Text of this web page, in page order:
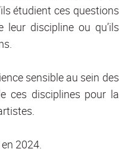
étudient ces questions
leur discipline ou qu’ils
sensible au sein des
ces disciplines pour la
2024.